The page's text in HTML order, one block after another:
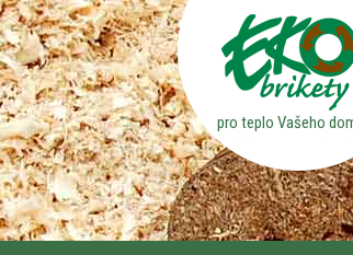
pro teplo Vašeho